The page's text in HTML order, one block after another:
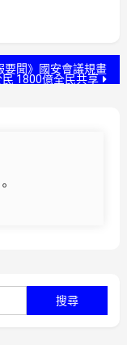
要聞》國安會議規畫
1800億全民共享
尋